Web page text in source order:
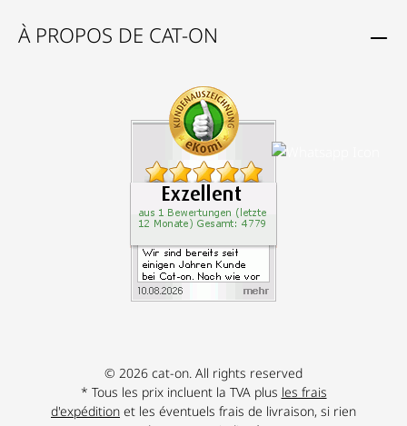
À PROPOS DE CAT-ON
© 2026 cat-on. All rights reserved
* Tous les prix incluent la TVA plus les frais
d'expédition et les éventuels frais de livraison, si rien